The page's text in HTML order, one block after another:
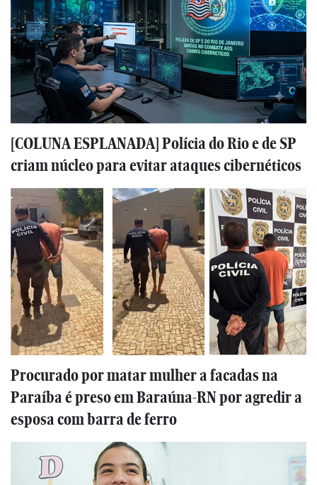
[COLUNA ESPLANADA] Polícia do Rio e de SP
criam núcleo para evitar ataques cibernéticos
Procurado por matar mulher a facadas na
Paraíba é preso em Baraúna-RN por agredir a
esposa com barra de ferro